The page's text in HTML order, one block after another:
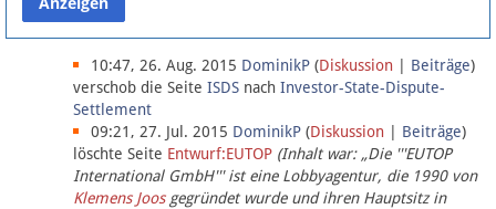
Datenschutz
Über Lobbypedia
Impressum
10:47, 26. Aug. 2015 DominikP (Diskussion Beiträge)
verschob die Seite ISDS nach Investor-State-Dispute-
Settlement
09:21, 27. Jul. 2015 DominikP (Diskussion Beiträge)
löschte Seite Entwurf:EUTOP (Inhalt war: „Die '''EUTOP
International GmbH''' ist eine Lobbyagentur, die 1990 von
Klemens Joosgegründet wurde und ihren Hauptsitz in